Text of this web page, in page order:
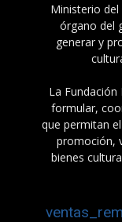
Ministerio del
órgano del
generar y
La
formular,
que permitan
promoción,
bienes